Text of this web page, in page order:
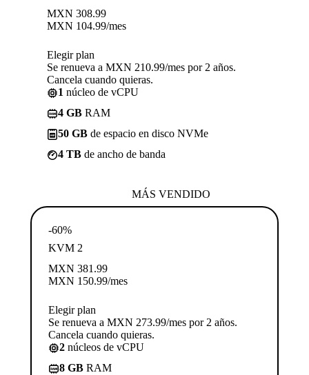
MXN 308.99
MXN 104.99/mes
Elegir plan
Se renueva a MXN 210.99/mes por 2 años.
Cancela cuando quieras.
1 núcleo de vCPU
4 GB RAM
50 GB de espacio en disco NVMe
4 TB de ancho de banda
MÁS VENDIDO
-60%
KVM 2
MXN 381.99
MXN 150.99/mes
Elegir plan
Se renueva a MXN 273.99/mes por 2 años.
Cancela cuando quieras.
2 núcleos de vCPU
8 GB RAM